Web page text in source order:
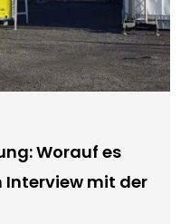
Worauf es
mit der